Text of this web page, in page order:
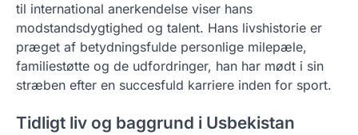
til international anerkendelse viser hans
modstandsdygtighed og talent. Hans livshistorie er
præget af betydningsfulde personlige milepæle,
familiestøtte og de udfordringer, han har mødt i sin
stræben efter en succesfuld karriere inden for sport.
Tidligt liv og baggrund i Usbekistan